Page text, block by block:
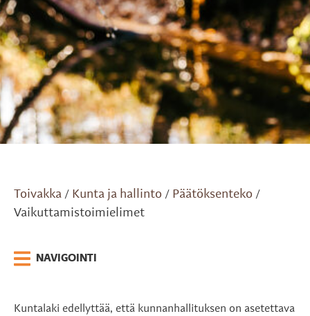
Toivakka / Kunta ja hallinto / Päätöksenteko /
Vaikuttamistoimielimet
NAVIGOINTI
Kuntalaki edellyttää, että kunnanhallituksen on asetettava